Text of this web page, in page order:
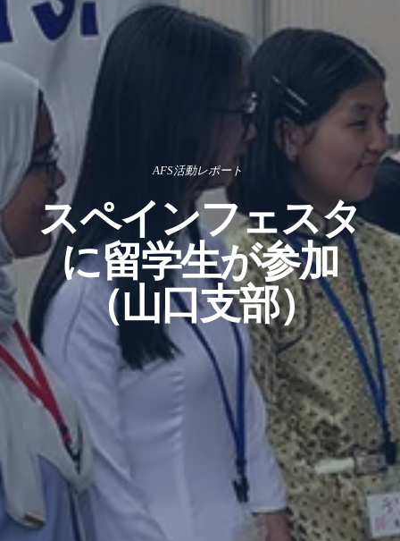
AFS活動レポート
スペインフェスタ
に留学生が参加
（山口支部）